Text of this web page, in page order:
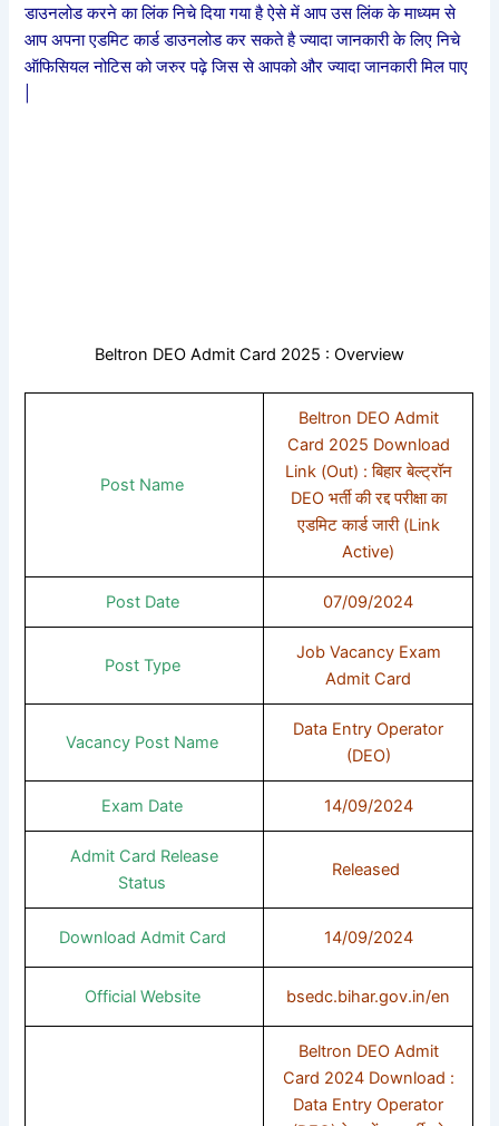
डाउनलोड करने का लिंक निचे दिया गया है ऐसे में आप उस लिंक के माध्यम से
आप अपना एडमिट कार्ड डाउनलोड कर सकते है ज्यादा जानकारी के लिए निचे
ऑफिसियल नोटिस को जरुर पढ़े जिस से आपको और ज्यादा जानकारी मिल पाए
Beltron DEO Admit Card 2025 : Overview
Post Name
Beltron DEO Admit
Card 2025 Download
Link (Out) : बिहार बेल्ट्रॉन
DEO भर्ती की रद्द परीक्षा का
एडमिट कार्ड जारी (Link
Active)
Post Date 07/09/2024
Post Type
Job Vacancy Exam
Admit Card
Vacancy Post Name
Data Entry Operator
(DEO)
Exam Date 14/09/2024
Admit Card Release
Status
Released
Download Admit Card 14/09/2024
Official Website bsedc.bihar.gov.in/en
Beltron DEO Admit
Card 2024 Download :
Data Entry Operator